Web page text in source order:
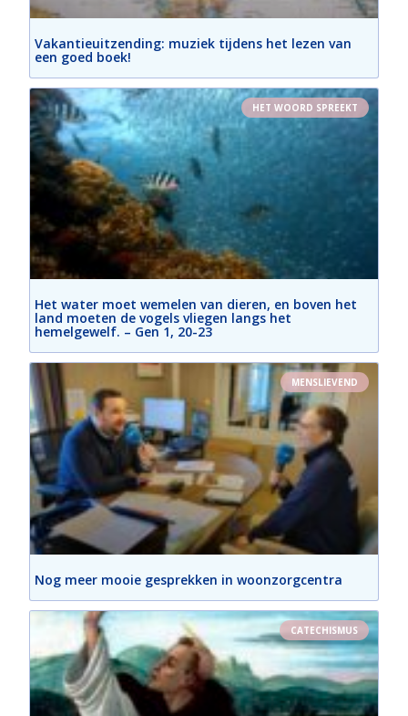
Vakantieuitzending: muziek tijdens het lezen van
een goed boek!
HET WOORD SPREEKT
Het water moet wemelen van dieren, en boven het
land moeten de vogels vliegen langs het
hemelgewelf. – Gen 1, 20-23
MENSLIEVEND
Nog meer mooie gesprekken in woonzorgcentra
CATECHISMUS